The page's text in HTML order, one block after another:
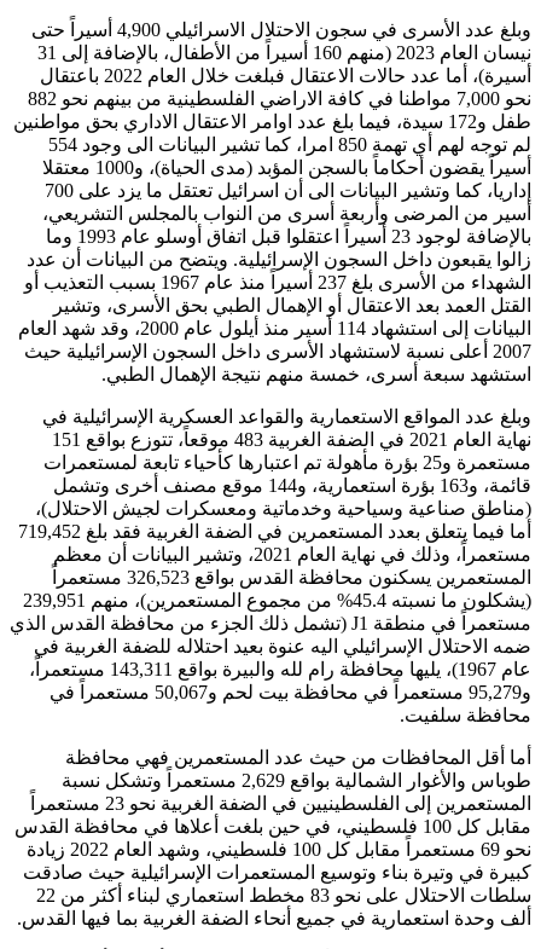
وبلغ عدد الأسرى في سجون الاحتلال الاسرائيلي 4,900 أسيراً حتى
نيسان العام 2023 (منهم 160 أسيراً من الأطفال، بالإضافة إلى 31
أسيرة)، أما عدد حالات الاعتقال فبلغت خلال العام 2022 باعتقال
نحو 7,000 مواطنا في كافة الاراضي الفلسطينية من بينهم نحو 882
طفل و172 سيدة، فيما بلغ عدد اوامر الاعتقال الاداري بحق مواطنين
لم توجه لهم أي تهمة 850 امرا، كما تشير البيانات الى وجود 554
أسيراً يقضون أحكاماً بالسجن المؤبد (مدى الحياة)، و1000 معتقلا
إداريا، كما وتشير البيانات الى أن اسرائيل تعتقل ما يزد على 700
أسير من المرضى وأربعة أسرى من النواب بالمجلس التشريعي،
بالإضافة لوجود 23 أسيراً اعتقلوا قبل اتفاق أوسلو عام 1993 وما
زالوا يقبعون داخل السجون الإسرائيلية. ويتضح من البيانات أن عدد
الشهداء من الأسرى بلغ 237 أسيراً منذ عام 1967 بسبب التعذيب أو
القتل العمد بعد الاعتقال أو الإهمال الطبي بحق الأسرى، وتشير
البيانات إلى استشهاد 114 أسير منذ أيلول عام 2000، وقد شهد العام
2007 أعلى نسبة لاستشهاد الأسرى داخل السجون الإسرائيلية حيث
استشهد سبعة أسرى، خمسة منهم نتيجة الإهمال الطبي.
وبلغ عدد المواقع الاستعمارية والقواعد العسكرية الإسرائيلية في
نهاية العام 2021 في الضفة الغربية 483 موقعاً، تتوزع بواقع 151
مستعمرة و25 بؤرة مأهولة تم اعتبارها كأحياء تابعة لمستعمرات
قائمة، و163 بؤرة استعمارية، و144 موقع مصنف أخرى وتشمل
(مناطق صناعية وسياحية وخدماتية ومعسكرات لجيش الاحتلال)،
أما فيما يتعلق بعدد المستعمرين في الضفة الغربية فقد بلغ 719,452
مستعمراً، وذلك في نهاية العام 2021، وتشير البيانات أن معظم
المستعمرين يسكنون محافظة القدس بواقع 326,523 مستعمراً
(يشكلون ما نسبته 45.4% من مجموع المستعمرين)، منهم 239,951
مستعمراً في منطقة J1 (تشمل ذلك الجزء من محافظة القدس الذي
ضمه الاحتلال الإسرائيلي اليه عنوة بعيد احتلاله للضفة الغربية في
عام 1967)، يليها محافظة رام لله والبيرة بواقع 143,311 مستعمراً،
و95,279 مستعمراً في محافظة بيت لحم و50,067 مستعمراً في
محافظة سلفيت.
أما أقل المحافظات من حيث عدد المستعمرين فهي محافظة
طوباس والأغوار الشمالية بواقع 2,629 مستعمراً وتشكل نسبة
المستعمرين إلى الفلسطينيين في الضفة الغربية نحو 23 مستعمراً
مقابل كل 100 فلسطيني، في حين بلغت أعلاها في محافظة القدس
نحو 69 مستعمراً مقابل كل 100 فلسطيني، وشهد العام 2022 زيادة
كبيرة في وتيرة بناء وتوسيع المستعمرات الإسرائيلية حيث صادقت
سلطات الاحتلال على نحو 83 مخطط استعماري لبناء أكثر من 22
ألف وحدة استعمارية في جميع أنحاء الضفة الغربية بما فيها القدس.